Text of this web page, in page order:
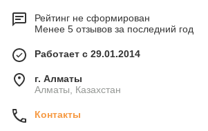
Рейтинг не сформирован
Менее 5 отзывов за последний год
Работает с 29.01.2014
г. Алматы
Алматы, Казахстан
Контакты